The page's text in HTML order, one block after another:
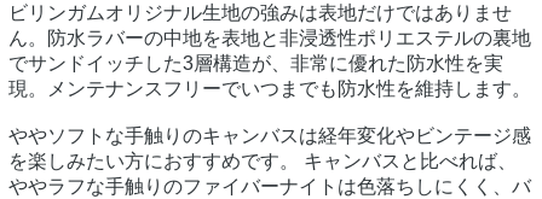
ビリンガムオリジナル生地の強みは表地だけではありませ
ん。防水ラバーの中地を表地と非浸透性ポリエステルの裏地
でサンドイッチした3層構造が、非常に優れた防水性を実
現。メンテナンスフリーでいつまでも防水性を維持します。
ややソフトな手触りのキャンバスは経年変化やビンテージ感
を楽しみたい方におすすめです。 キャンバスと比べれば、
ややラフな手触りのファイバーナイトは色落ちしにくく、バ